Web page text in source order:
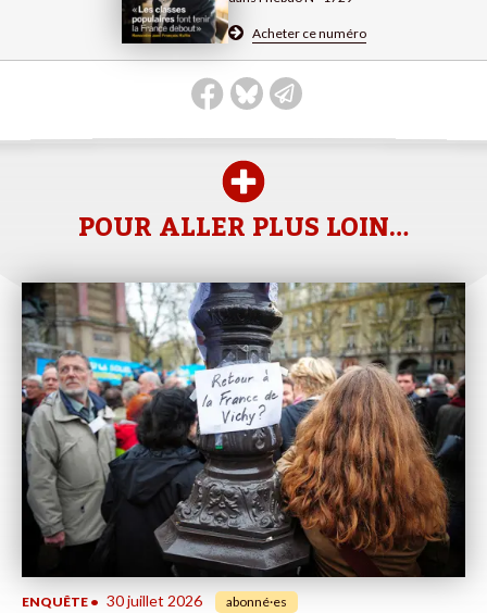
Acheter ce numéro
POUR ALLER PLUS LOIN…
ENQUÊTE • 30 juillet 2026 abonné·es